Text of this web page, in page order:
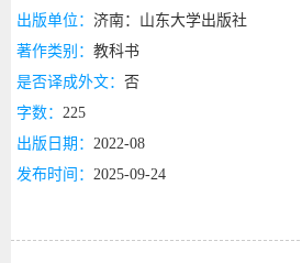
出版单位： 济南：山东大学出版社
著作类别： 教科书
是否译成外文： 否
字数： 225
出版日期： 2022-08
发布时间： 2025-09-24